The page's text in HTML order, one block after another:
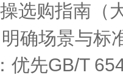
选购指南（
确场景与标
优先GB/T